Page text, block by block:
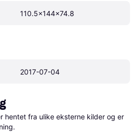
110.5x144x74.8
2017-07-04
hentet fra ulike eksterne kilder og er